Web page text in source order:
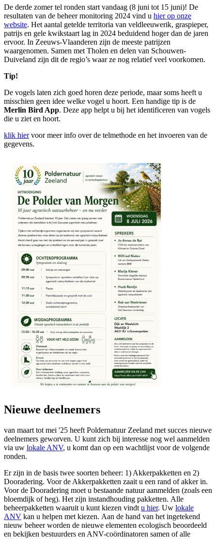
De derde zomer tel ronden start vandaag (8 juni tot 15 juni)! De
resultaten van de beheer monitoring 2024 vind u hier op onze
website. Het aantal getelde territoria van veldleeuwerik, graspieper,
patrijs en gele kwikstaart lag in 2024 beduidend hoger dan de jaren
ervoor. In Zeeuws-Vlaanderen zijn de meeste patrijzen
waargenomen. Samen met Tholen en delen van Schouwen-
Duiveland zijn dit de regio’s waar ze nog relatief veel voorkomen.
Tip!
De vogels laten zich goed horen deze periode, maar soms heeft u
misschien geen idee welke vogel u hoort. Een handige tip is de
Merlin Bird App. Deze app helpt u bij het identificeren van vogels
die u ziet en hoort.
klik hiervoor meer info over de telmethode en het invoeren van de
gegevens.
Nieuwe deelnemers
van maart tot mei '25 heeft Poldernatuur Zeeland met succes nieuwe
deelnemers geworven. U kunt zich bij interesse nog wel aanmelden
via uw lokale ANV, u komt dan op een wachtlijst voor de volgende
ronden.
Er zijn in de basis twee soorten beheer: 1) Akkerpakketten en 2)
Dooradering. Voor de Akkerpakketten zaait u een rand of akker in.
Voor de Dooradering moet u bestaande natuur aanmelden (zoals een
bloemdijk of heg). Het zijn instandhouding pakketten. Alle
beheerpakketten waaruit u kunt kiezen vindt u hier. Uw lokale
ANV kan u helpen met kiezen. Aan de hand van het ingetekend
nieuw beheer worden de nieuwe elementen ecologisch beoordeeld
en bekijken bestuurders en ANV-coördinatoren samen of alle